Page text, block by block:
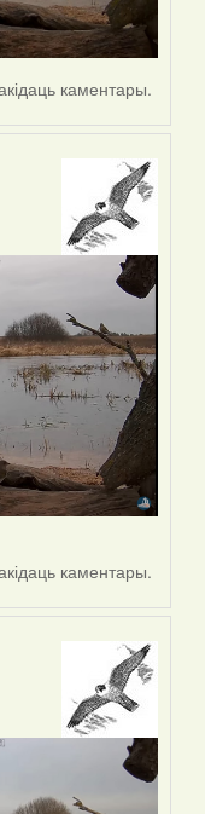
каментары.
каментары.